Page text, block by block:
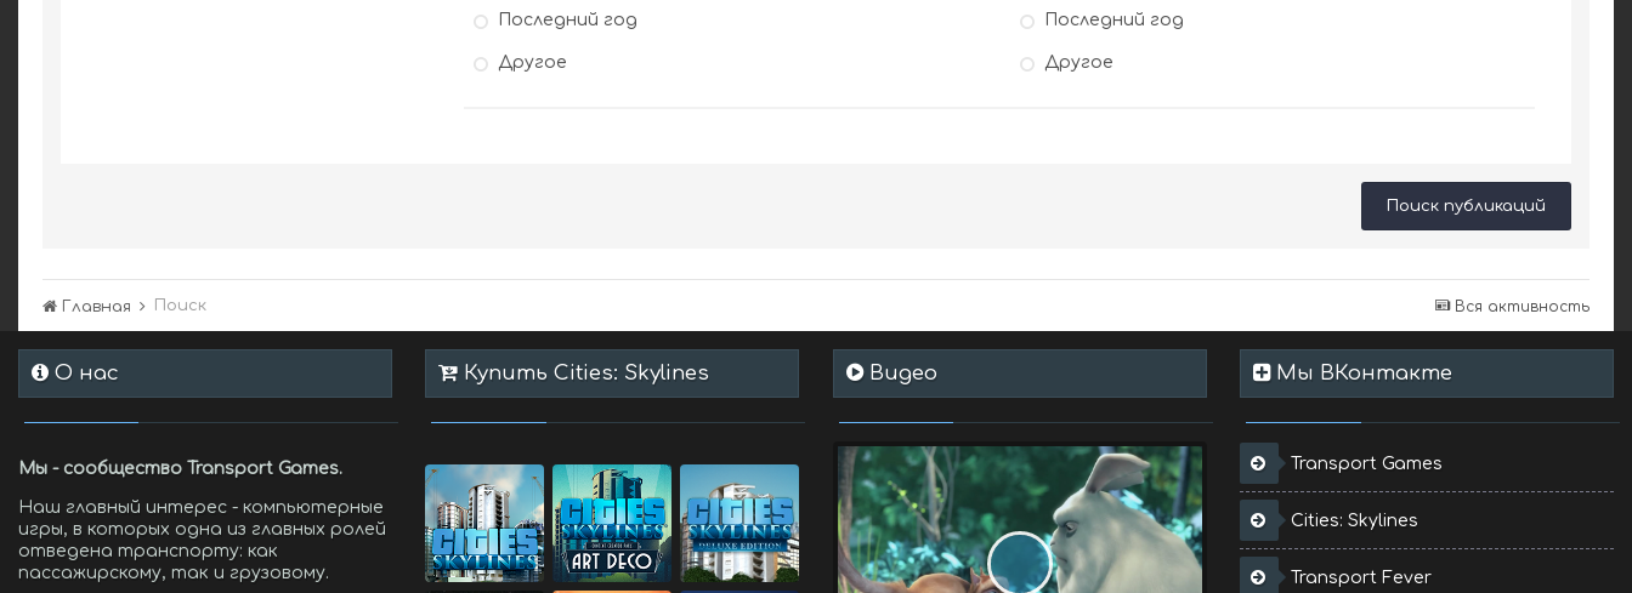
Последний год
Другое
Последний год
Другое
Поиск публикаций
Вся активность
Главная Поиск
О нас
Мы - сообщество Transport Games.
Наш главный интерес - компьютерные
игры, в которых одна из главных ролей
отведена транспорту: как
пассажирскому, так и грузовому.
Купить Cities: Skylines Видео Мы ВКонтакте
Transport Games
Cities: Skylines
Transport Fever